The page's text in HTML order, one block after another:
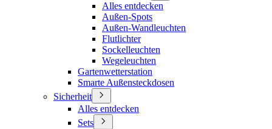
Alles entdecken
Außen-Spots
Außen-Wandleuchten
Flutlichter
Sockelleuchten
Wegeleuchten
Gartenwetterstation
Smarte Außensteckdosen
Sicherheit
Alles entdecken
Sets